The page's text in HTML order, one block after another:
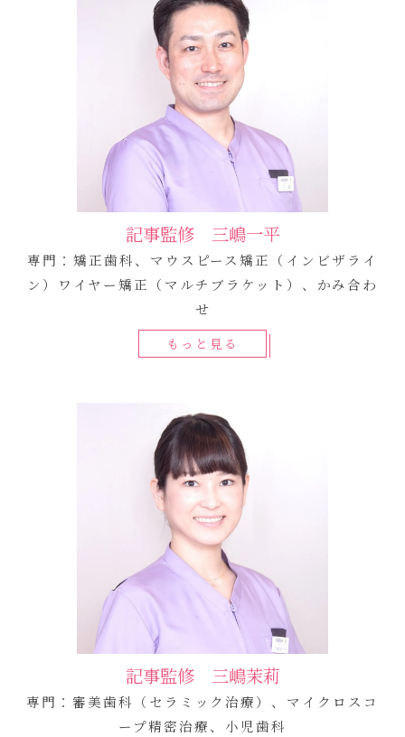
記事監修 三嶋一平
専門：矯正歯科、マウスピース矯正（インビザライ
ン）ワイヤー矯正（マルチブラケット）、かみ合わ
せ
もっと見る
記事監修 三嶋茉莉
専門：審美歯科（セラミック治療）、マイクロスコ
ープ精密治療、小児歯科